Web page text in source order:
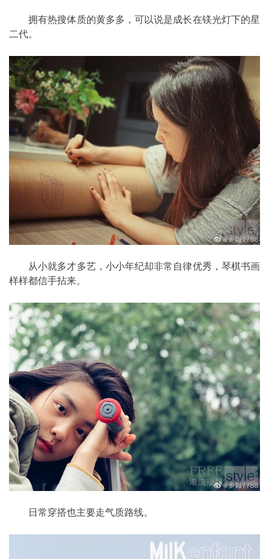
拥有热搜体质的黄多多，可以说是成长在镁光灯下的星
二代。
从小就多才多艺，小小年纪却非常自律优秀，琴棋书画
样样都信手拈来。
日常穿搭也主要走气质路线。